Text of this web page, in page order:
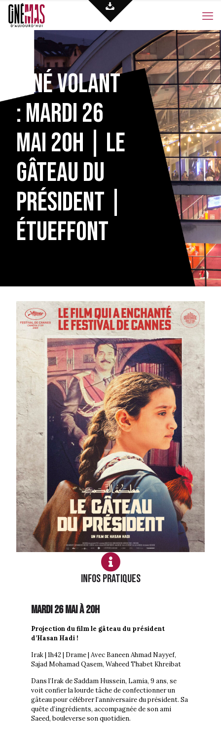
Ciné volant
: Mardi 26
Mai 20h | Le
gâteau du
président |
Étueffont
Infos PRATIQUES
Mardi 26 Mai à 20h
Projection du film le gâteau du président
d’Hasan Hadi !
Irak | 1h42 | Drame | Avec Baneen Ahmad Nayyef,
Sajad Mohamad Qasem, Waheed Thabet Khreibat
Dans l’Irak de Saddam Hussein, Lamia, 9 ans, se
voit confier la lourde tâche de confectionner un
gâteau pour célébrer l’anniversaire du président. Sa
quête d’ingrédients, accompagnée de son ami
Saeed, bouleverse son quotidien.